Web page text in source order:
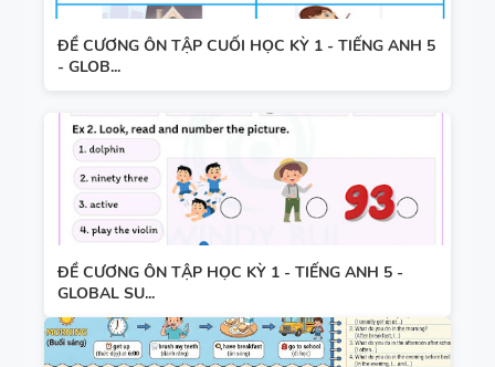
ĐỀ CƯƠNG ÔN TẬP CUỐI HỌC KỲ 1 - TIẾNG ANH 5
- GLOB...
ĐỀ CƯƠNG ÔN TẬP HỌC KỲ 1 - TIẾNG ANH 5 -
GLOBAL SU...